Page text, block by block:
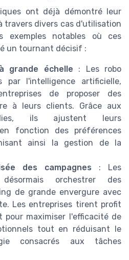
ont déjà démontré leur
travers divers cas d'utilisation
exemples notables où ces
un tournant décisif :
grande échelle : Les robo
par l'intelligence artificielle,
de proposer des
à leurs clients. Grâce aux
ils ajustent leurs
fonction des préférences
ainsi la gestion de la
des campagnes : Les
orchestrer des
de grande envergure avec
Les entreprises tirent profit
pour maximiser l'efficacité de
tout en réduisant le
consacrés aux tâches